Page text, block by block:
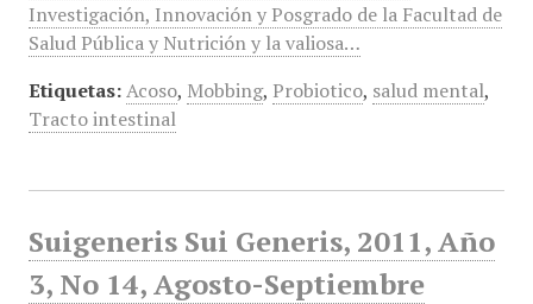
Investigación, Innovación y Posgrado de la Facultad de
Salud Pública y Nutrición y la valiosa…
Etiquetas: Acoso, Mobbing, Probiotico, salud mental,
Tracto intestinal
Suigeneris Sui Generis, 2011, Año
3, No 14, Agosto-Septiembre